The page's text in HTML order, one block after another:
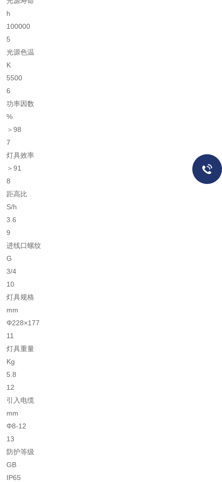
h
100000
5
光源色温
K
5500
6
功率因数
%
＞98
7
灯具效率
＞91
8
距高比
S/h
3.6
9
进线口螺纹
G
3/4
10
灯具规格
mm
Φ228×177
11
灯具重量
Kg
5.8
12
引入电缆
mm
Φ8-12
13
防护等级
GB
IP65